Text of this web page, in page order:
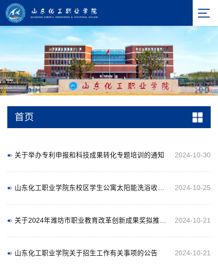
首页
关于举办专利申报和科技成果转化专题培训的通知 2024-10-30
山东化工职业学院东校区学生公寓太阳能洗浴收费系统采购项目竞争性磋商公告 2024-10-25
关于2024年潍坊市职业教育改革创新成果奖拟推荐成果的公示 2024-10-21
山东化工职业学院关于招生工作有关事项的公告 2024-10-21